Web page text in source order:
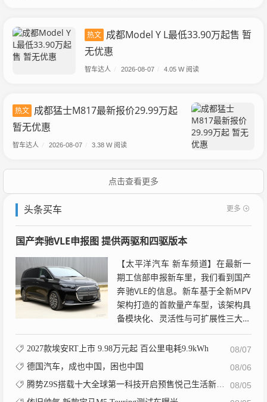
热文 成都Model Y L最低33.90万起售 暂
无优惠
智车达人 2026-08-07 4.05 W 阅读
热文 成都猛士M817最新报价29.99万起
暂无优惠
智车达人 2026-08-07 3.38 W 阅读
点击查看更多
头条买车 更多
国产奔驰VLE申报图 提供两驱和四驱版本
【太平洋汽车 新车频道】在最新一
期工信部申报新车里，我们看到国产
奔驰VLE的信息。新车基于全新MPV
架构打造的首款量产车型，该架构具
备模块化、灵活性与可扩展性三大核
心优势，配备800V电气架构，同时
拥有5310mm车...
08/07
2027款埃安RT上市 9.98万元起 百公里电耗9.9kWh
08/06
德国汽车，成也中国，困也中国
08/05
腾势Z9S搭载十大全球第一科技开启预售悦己生活新选择